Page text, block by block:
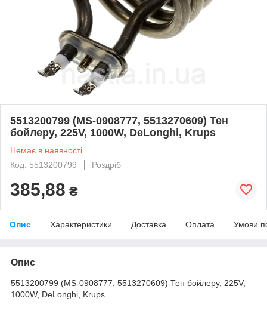
5513200799 (MS-0908777, 5513270609) Тен
бойлеру, 225V, 1000W, DeLonghi, Krups
Немає в наявності
Код: 5513200799
Роздріб
385,88 ₴
Опис Характеристики Доставка Оплата Умови
Опис
5513200799 (MS-0908777, 5513270609) Тен бойлеру, 225V,
1000W, DeLonghi, Krups